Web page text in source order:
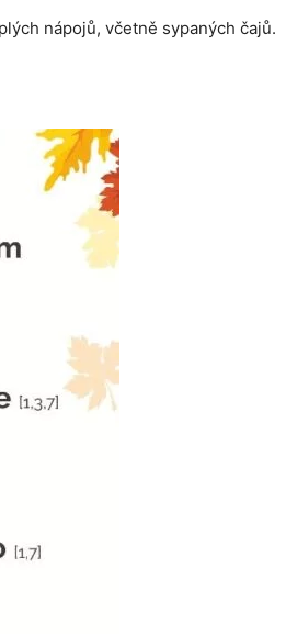
nápojů, včetně sypaných čajů.